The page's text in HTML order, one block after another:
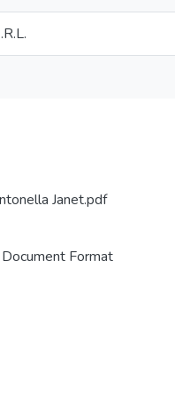
Janet.pdf
Format